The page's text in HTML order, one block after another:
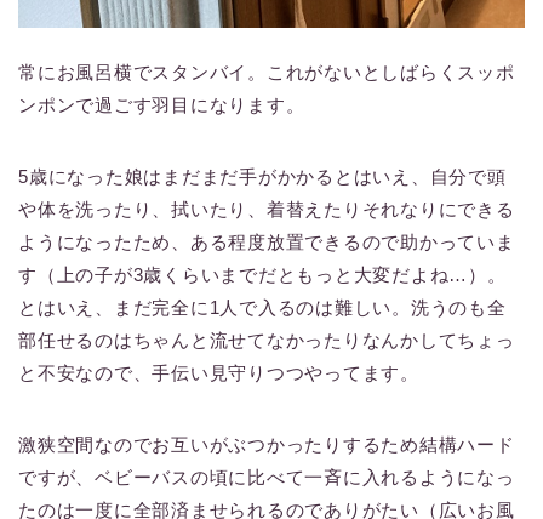
常にお風呂横でスタンバイ。これがないとしばらくスッポ
ンポンで過ごす羽目になります。
5歳になった娘はまだまだ手がかかるとはいえ、自分で頭
や体を洗ったり、拭いたり、着替えたりそれなりにできる
ようになったため、ある程度放置できるので助かっていま
す（上の子が3歳くらいまでだともっと大変だよね…）。
とはいえ、まだ完全に1人で入るのは難しい。洗うのも全
部任せるのはちゃんと流せてなかったりなんかしてちょっ
と不安なので、手伝い見守りつつやってます。
激狭空間なのでお互いがぶつかったりするため結構ハード
ですが、ベビーバスの頃に比べて一斉に入れるようになっ
たのは一度に全部済ませられるのでありがたい（広いお風